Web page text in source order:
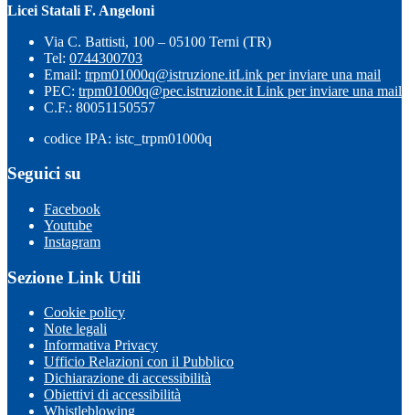
Licei Statali F. Angeloni
Via C. Battisti, 100 – 05100 Terni (TR)
Tel: 0744300703
Email: trpm01000q@istruzione.itLink per inviare una mail
PEC: trpm01000q@pec.istruzione.it Link per inviare una mail
C.F.: 80051150557
codice IPA: istc_trpm01000q
Seguici su
Facebook
Youtube
Instagram
Sezione Link Utili
Cookie policy
Note legali
Informativa Privacy
Ufficio Relazioni con il Pubblico
Dichiarazione di accessibilità
Obiettivi di accessibilità
Whistleblowing